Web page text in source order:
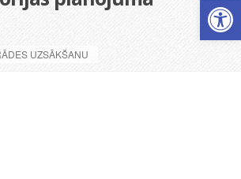
UZSĀKŠANU